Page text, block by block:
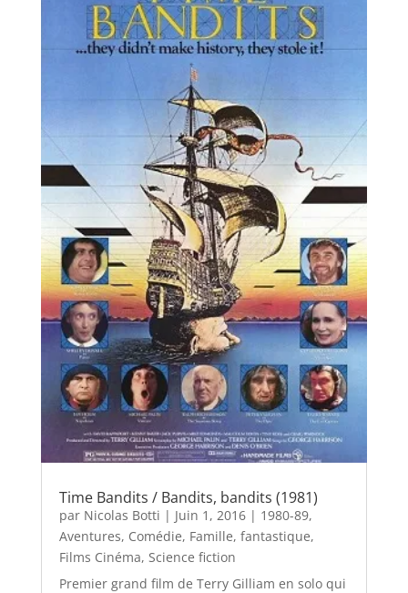
Time Bandits / Bandits, bandits (1981)
par Nicolas Botti | Juin 1, 2016| 1980-89,
Aventures, Comédie, Famille, fantastique,
Films Cinéma, Science fiction
Premier grand film de Terry Gilliam en solo qui